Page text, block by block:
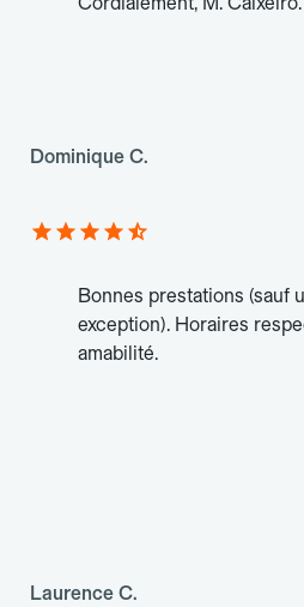
Dominique C.
Bonnes prestations (sauf
exception). Horaires
amabilité.
Laurence C.